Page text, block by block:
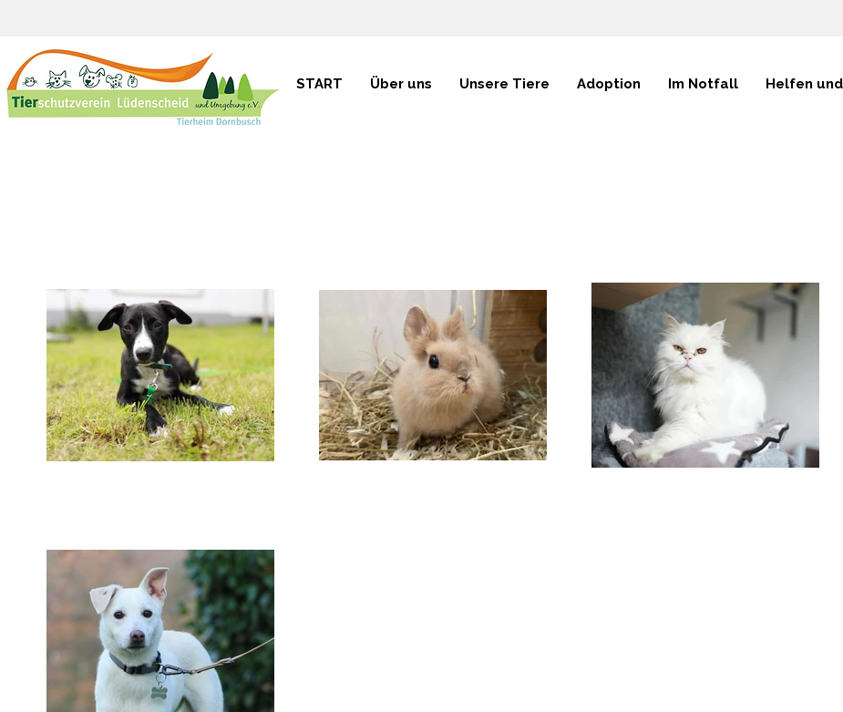
START Über uns Unsere Tiere Adoption Im Notfall Helfen